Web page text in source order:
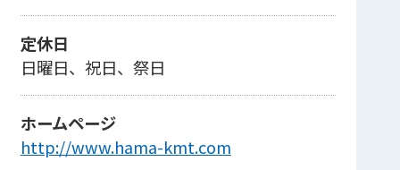
定休日
日曜日、祝日、祭日
ホームページ
http://www.hama-kmt.com